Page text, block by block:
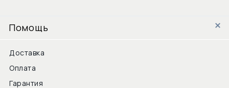
Помощь
Доставка
Оплата
Гарантия